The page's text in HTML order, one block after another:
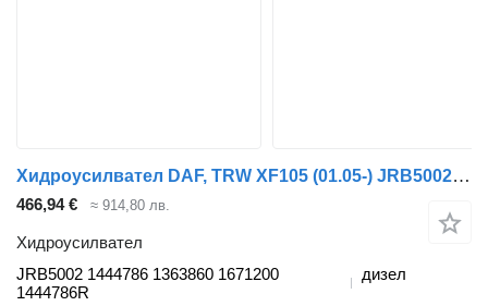
Хидроусилвател DAF, TRW XF105 (01.05-) JRB5002 за влекач DAF XF95, XF105 (2001-2014)
466,94 € ≈ 914,80 лв.
Хидроусилвател
JRB5002 1444786 1363860 1671200
1444786R
дизел